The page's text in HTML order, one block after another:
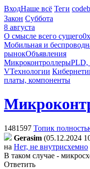
ВходНаше всё Теги
Закон Суббота
8 августа
О смысле всего сущего
Мобильная и
рынокОбъявления
МикроконтроллерыPLD,
VТехнологии
платы, компоненты
1481597 Топик
Gerasim (05.12.2024
на Нет, не внутрисхемно
В таком случае -
Ответить